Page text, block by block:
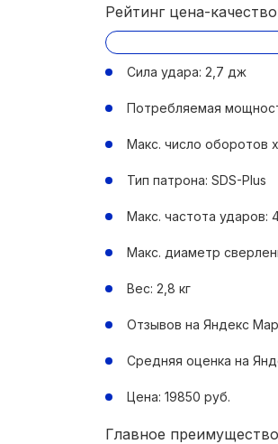
Рейтинг цена-
Сила удара: 2,7 дж
Потребляемая
Макс. число оборотов
Тип патрона: SDS-Plus
Макс. частота ударов:
Макс. диаметр
Вес: 2,8 кг
Отзывов на Яндекс
Средняя оценка на
Цена: 19850 руб.
Главное